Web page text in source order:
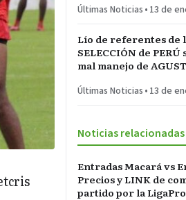
Últimas Noticias • 13 de
Lío de referentes de
SELECCIÓN de
mal manejo de
FEDERACIÓN
Últimas Noticias • 13 de
Noticias relacionadas
Entradas Macará vs
Precios y LINK de
partido por la